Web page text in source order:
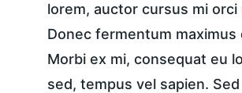
lorem, auctor cursus mi orci
Donec fermentum maximus
Morbi ex mi, consequat eu
sed, tempus vel sapien.